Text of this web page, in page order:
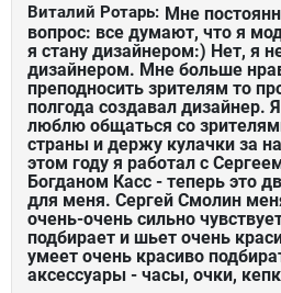
Виталий Ротарь: Мне
вопрос: все думают, что я
я стану дизайнером:) Нет, я
дизайнером. Мне больше
преподносить зрителям то
полгода создавал дизайнер.
люблю общаться со
страны и держу кулачки за
этом году я работал с
Богданом Касс - теперь это
для меня. Сергей Смолин
очень-очень сильно
подбирает и шьет очень
умеет очень красиво
аксессуары - часы, очки,